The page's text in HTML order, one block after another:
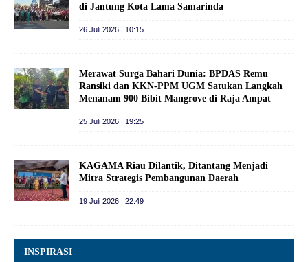
di Jantung Kota Lama Samarinda
26 Juli 2026 | 10:15
Merawat Surga Bahari Dunia: BPDAS Remu
Ransiki dan KKN-PPM UGM Satukan Langkah
Menanam 900 Bibit Mangrove di Raja Ampat
25 Juli 2026 | 19:25
KAGAMA Riau Dilantik, Ditantang Menjadi
Mitra Strategis Pembangunan Daerah
19 Juli 2026 | 22:49
INSPIRASI